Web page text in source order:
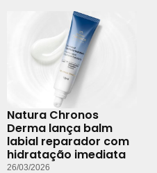
Natura Chronos
Derma lança balm
labial reparador com
hidratação imediata
26/03/2026